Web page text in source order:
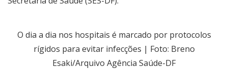
O dia a dia nos hospitais é marcado por protocolos
rígidos para evitar infecções | Foto: Breno
Esaki/Arquivo Agência Saúde-DF